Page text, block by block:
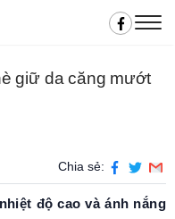
giữ da căng mướt
Chia sẻ:
độ cao và ánh nắng